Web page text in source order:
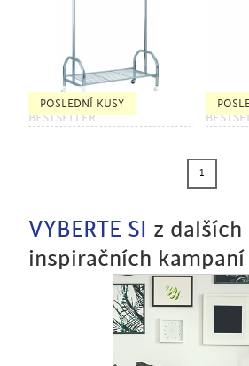
POSLEDNÍ KUSY
BESTSELLER
1
VYBERTE SI
z dalších
inspiračních kampaní